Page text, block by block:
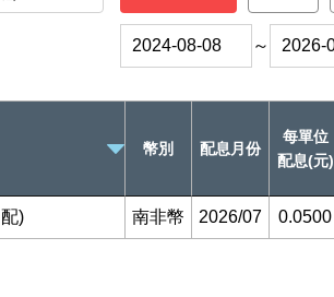
～
幣別 配息月份
每單位
配息(元)
) 南非幣 2026/07 0.0500